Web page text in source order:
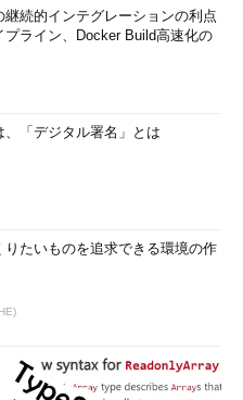
継続的インテグレーションの利点
プライン、Docker Build高速化の
、「デジタル署名」とは
りたいものを追求できる環境の作